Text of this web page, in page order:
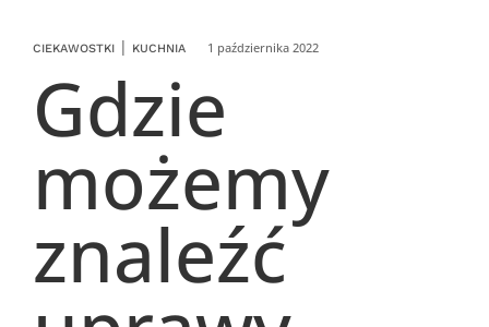
CIEKAWOSTKI | KUCHNIA 1 października 2022
Gdzie
możemy
znaleźć